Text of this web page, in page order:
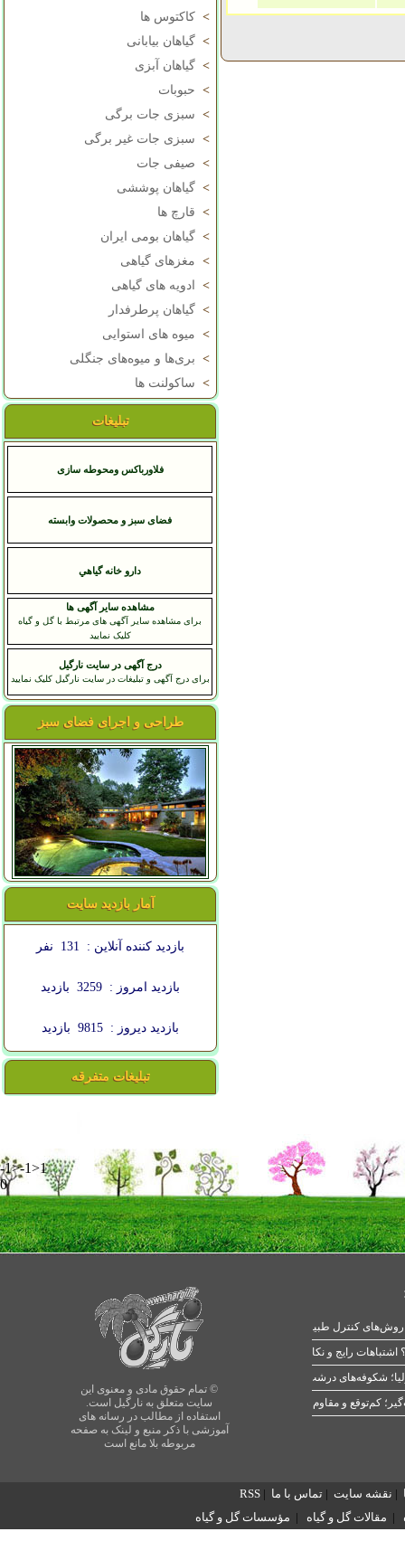
> کاکتوس ها
> گیاهان بیابانی
> گیاهان آبزی
> حبوبات
> سبزی جات برگی
> سبزی جات غیر برگی
> صیفی جات
> گیاهان پوششی
> قارچ ها
> گیاهان بومی ایران
> مغزهای گیاهی
>
ادویه های گیاهی
> گیاهان پرطرفدار
> میوه های استوایی
> بری‌ها و میوه‌های جنگلی
> ساکولنت ها
تبلیغات
فلاورباکس ومحوطه سازی
فضای سبز و محصولات وابسته
دارو خانه گياهي
مشاهده سایر آگهی ها
برای مشاهده سایر آگهی های مرتبط با گل و گیاه
کلیک نمایید
درج آگهی در سایت نارگیل
برای درج آگهی و تبلیغات در سایت نارگیل کلیک نمایید
طراحی و اجرای فضای سبز
آمار بازدید سایت
بازدید کننده آنلاین : 131 نفر
بازدید امروز : 3259 بازدید
بازدید دیروز : 9815 بازدید
تبلیغات متفرقه
-1>-1>1
0
© تمام حقوق مادی و معنوی این
سایت متعلق به نارگیل است.
استفاده از مطالب در رسانه های
آموزشی با ذکر منبع و لینک به صفحه
مربوطه بلا مانع است
رایج و نکات طلایی
شکوفه‌های درشت در بهار
| نقشه سایت | تماس با ما |
RSS
| مقالات گل و گیاه | مؤسسات گل و گیاه